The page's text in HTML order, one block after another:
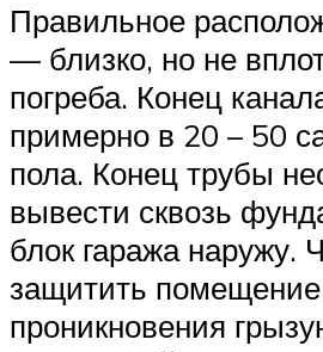
Правильное
— близко, но не
погреба. Конец
примерно в 20 – 50
пола. Конец трубы
вывести сквозь
блок гаража наружу.
защитить помещение
проникновения